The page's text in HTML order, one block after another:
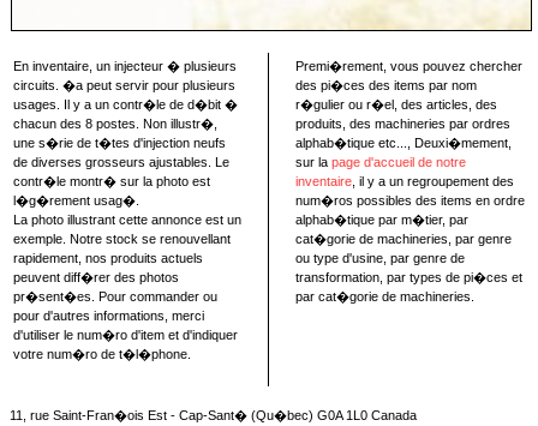
En inventaire, un injecteur � plusieurs
circuits. �a peut servir pour plusieurs
usages. Il y a un contr�le de d�bit �
chacun des 8 postes. Non illustr�,
une s�rie de t�tes d'injection neufs
de diverses grosseurs ajustables. Le
contr�le montr� sur la photo est
l�g�rement usag�.
La photo illustrant cette annonce est un
exemple. Notre stock se renouvellant
rapidement, nos produits actuels
peuvent diff�rer des photos
pr�sent�es. Pour commander ou
pour d'autres informations, merci
d'utiliser le num�ro d'item et d'indiquer
votre num�ro de t�l�phone.
Premi�rement, vous pouvez chercher
des pi�ces des items par nom
r�gulier ou r�el, des articles, des
produits, des machineries par ordres
alphab�tique etc..., Deuxi�mement,
sur la page d'accueil de notre
inventaire , il y a un regroupement des
num�ros possibles des items en ordre
alphab�tique par m�tier, par
cat�gorie de machineries, par genre
ou type d'usine, par genre de
transformation, par types de pi�ces et
par cat�gorie de machineries.
11, rue Saint-Fran�ois Est - Cap-Sant� (Qu�bec) G0A 1L0 Canada